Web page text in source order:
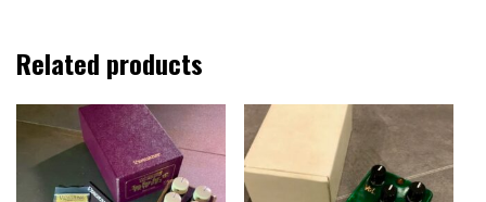
Related products